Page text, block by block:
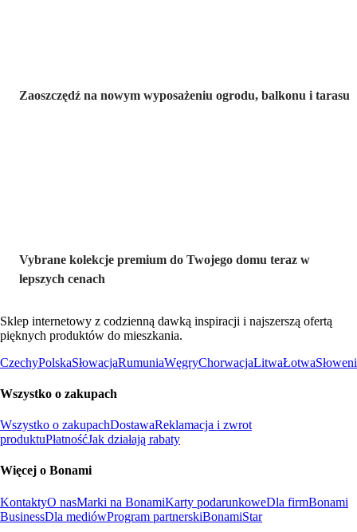
Zaoszczędź na nowym wyposażeniu ogrodu, balkonu i tarasu
Vybrane kolekcje premium do Twojego domu teraz w
lepszych cenach
Sklep internetowy z codzienną dawką inspiracji i najszerszą ofertą
pięknych produktów do mieszkania.
CzechyPolskaSłowacjaRumuniaWęgryChorwacjaLitwaŁotwa
Wszystko o zakupach
Wszystko o zakupachDostawaReklamacja i zwrot
produktuPłatnośćJak działają rabaty
Więcej o Bonami
KontaktyO nasMarki na BonamiKarty podarunkoweDla firmBonami
BusinessDla mediówProgram partnerskiBonamiStar